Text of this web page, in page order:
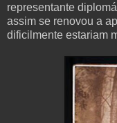
representante
assim se renovou a
dificilmente estariam